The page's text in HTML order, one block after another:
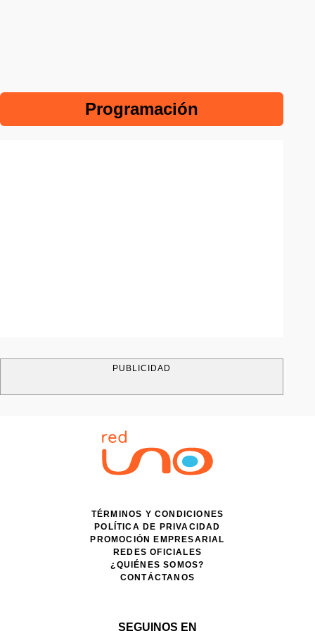
Programación
PUBLICIDAD
TÉRMINOS Y CONDICIONES
POLÍTICA DE PRIVACIDAD
PROMOCIÓN EMPRESARIAL
REDES OFICIALES
¿QUIÉNES SOMOS?
CONTÁCTANOS
SEGUINOS EN